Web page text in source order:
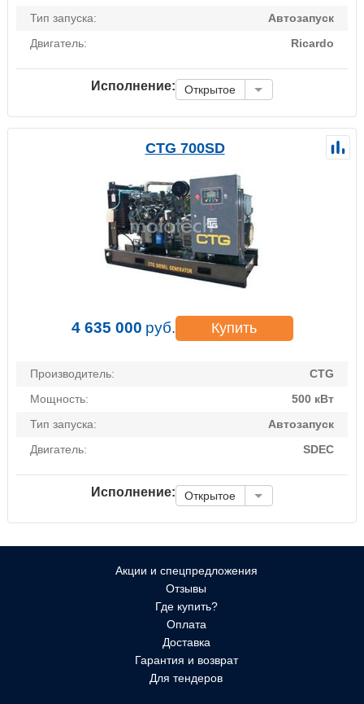
Тип запуска:
Автозапуск
Двигатель:
Ricardo
Исполнение: Открытое
CTG 700SD
4 635 000 руб. Купить
Производитель:
CTG
Мощность:
500 кВт
Тип запуска:
Автозапуск
Двигатель:
SDEC
Исполнение: Открытое
Акции и спецпредложения
Отзывы
Где купить?
Оплата
Доставка
Гарантия и возврат
Для тендеров